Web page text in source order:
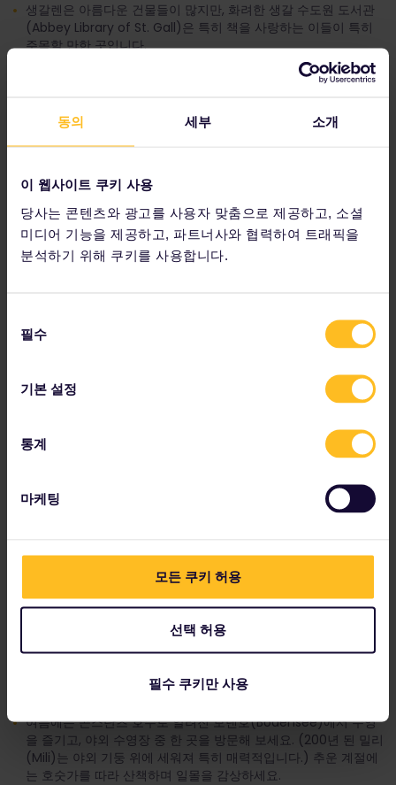
동의 세부 소개
이 웹사이트 쿠키 사용
당사는 콘텐츠와 광고를 사용자 맞춤으로 제공하고, 소셜
미디어 기능을 제공하고, 파트너사와 협력하여 트래픽을
분석하기 위해 쿠키를 사용합니다.
필수
기본 설정
통계
마케팅
모든 쿠키 허용
선택 허용
필수 쿠키만 사용
생갈렌은 아름다운 건물들이 많지만, 화려한 생갈 수도원 도서관
(Abbey Library of St. Gall)은 특히 책을 사랑하는 이들이 특히
주목할 만한 곳입니다.
생갈렌에서 20킬로미터 이내에 위치한 아펜첼(Appenzell)은 치
즈 제조 및 기타 농업 특산품으로 유명합니다. 생갈렌의 파머스 마
볼 수 있습니다.
생갈렌을 떠나기 전에 특산품인 꿀 반죽으로 만든 생강 빵인 '비
추천 경로
출발지:생갈렌
도착지:브레겐츠
평균 이동 시간:
딩켈스뷜(Deuringschlössle), 브레겐츠 상부 마을에 위치한 저택
오스트리아 브레겐츠
생갈렌에서의 경험으로 활력을 얻은 우리는 뮌헨으로 가는 길에 또
다른 경유지를 추가하기로 했습니다. 바로 오스트리아의 호숫가 마
을 브레겐츠입니다. 이곳에서는 케이블카를 타고 탁 트인 알프스의
여름에는 콘스탄츠 호수로 알려진 보덴호(Bodensee)에서 수영
을 즐기고, 야외 수영장 중 한 곳을 방문해 보세요. (200년 된 밀리
(Mili)는 야외 기둥 위에 세워져 특히 매력적입니다.) 추운 계절에
는 호숫가를 따라 산책하며 일몰을 감상하세요.